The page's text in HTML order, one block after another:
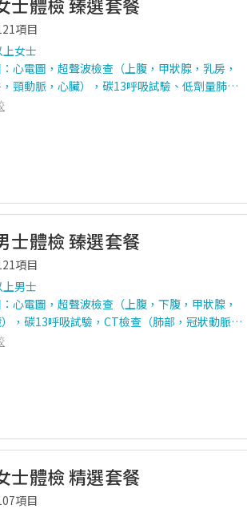
項目
女士
心電圖，超聲波檢查（上腹，甲狀腺，乳房，
頸動脈，心臟），碳13呼吸試驗、低劑量肺…
士體檢 臻選套餐
項目
男士
心電圖，超聲波檢查（上腹，下腹，甲狀腺，
，碳13呼吸試驗，CT檢查（肺部，冠狀動脈…
士體檢 精選套餐
項目